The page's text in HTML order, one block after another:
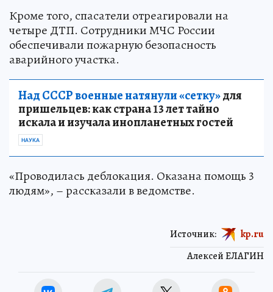
Кроме того, спасатели отреагировали на
четыре ДТП. Сотрудники МЧС России
обеспечивали пожарную безопасность
аварийного участка.
Над СССР военные натянули «сетку»для
пришельцев: как страна 13 лет тайно
искала и изучала инопланетных гостей
НАУКА
«Проводилась деблокация. Оказана помощь 3
людям», – рассказали в ведомстве.
Алексей ЕЛАГИН
Источник: kp.ru